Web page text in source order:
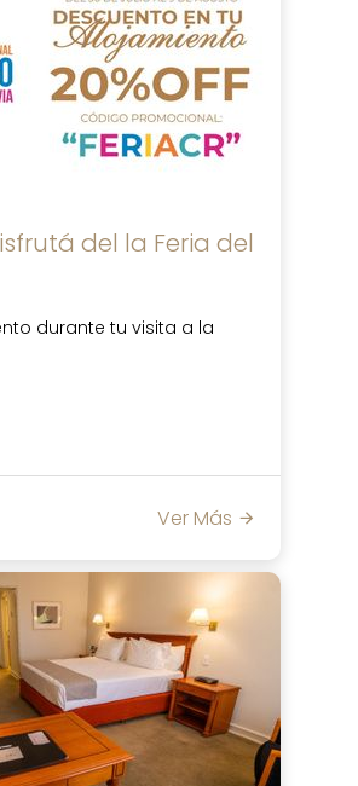
del la Feria del
durante tu visita a la
Ver Más